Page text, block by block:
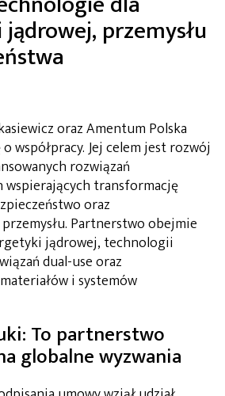
przemysłu
oraz Amentum Polska
współpracy. Jej celem jest rozwój
rozwiązań
transformację
oraz
Partnerstwo obejmie
jądrowej, technologii
dual-use oraz
i systemów
To partnerstwo
globalne wyzwania